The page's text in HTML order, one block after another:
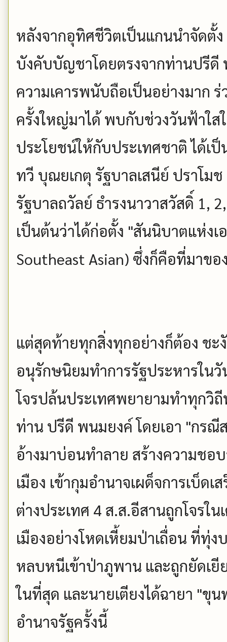
หลังจากอุทิศชีวิตเป็นแกนนำจัดตั้ง
บังคับบัญชาโดยตรงจากท่านปรีดี
ความเคารพนับถือเป็นอย่างมาก
ครั้งใหญ่มาได้ พบกับช่วงวันฟ้าใ
ประโยชน์ให้กับประเทศชาติ ได้เ
ทวี บุณยเกตุ รัฐบาลเสนีย์ ปราโม
รัฐบาลถวัลย์ ธำรงนาวาสวัสดิ์ 1,
เป็นต้นว่าได้ก่อตั้ง "สันนิบาตแห่งเ
Southeast Asian) ซึ่งก็คือที่มาข
แต่สุดท้ายทุกสิ่งทุกอย่างก็ต้อง ชะ
อนุรักษนิยมทำการรัฐประหารใ
โจรปล้นประเทศพยายามทำทุกวิถี
ท่าน ปรีดี พนมยงค์ โดยเอา "กรณี
อ้างมาบ่อนทำลาย สร้างความชอ
เมือง เข้ากุมอำนาจเผด็จการเบ็ด
ต่างประเทศ 4 ส.ส.อีสานถูกโจรใ
เมืองอย่างโหดเหี้ยมป่าเถื่อน ที่ทุ่ง
หลบหนีเข้าป่าภูพาน และถูกยัดเ
ในที่สุด และนายเตียงได้ฉายา "ขุ
อำนาจรัฐครั้งนี้